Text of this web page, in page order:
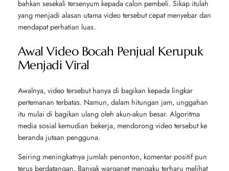
bahkan sesekali tersenyum kepada calon pembeli. Sikap itulah
yang menjadi alasan utama video tersebut cepat menyebar dan
mendapat perhatian luas.
Awal Video Bocah Penjual Kerupuk
Menjadi Viral
Awalnya, video tersebut hanya di bagikan kepada lingkar
pertemanan terbatas. Namun, dalam hitungan jam, unggahan
itu mulai di bagikan ulang oleh akun-akun besar. Algoritma
media sosial kemudian bekerja, mendorong video tersebut ke
beranda jutaan pengguna.
Seiring meningkatnya jumlah penonton, komentar positif pun
terus berdatangan. Banyak warganet mengaku terharu melihat